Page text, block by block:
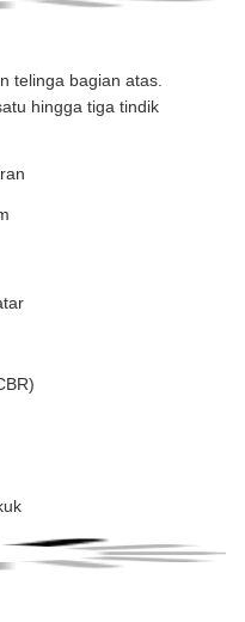
telinga bagian atas.
hingga tiga tindik